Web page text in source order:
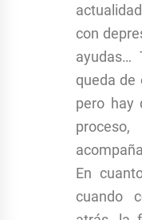
con
ayudas…
queda de
pero hay
En
cuando